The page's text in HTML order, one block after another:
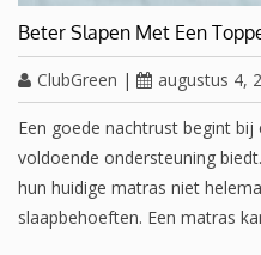
Beter Slapen Met Een
ClubGreen | augustus 4,
Een goede nachtrust begint
voldoende ondersteuning
hun huidige matras niet
slaapbehoeften. Een matras